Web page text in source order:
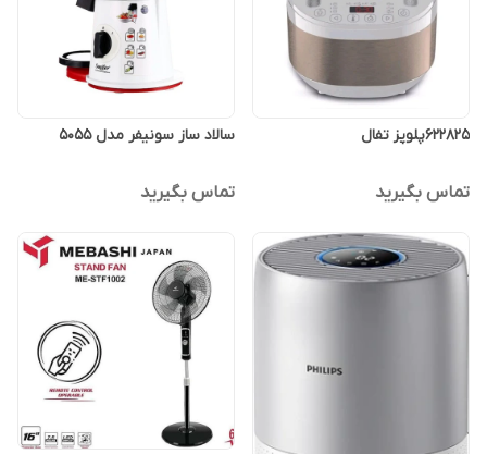
۶۲۲۸۲۵پلوپز تفال
تماس بگیرید
سالاد ساز سونیفر مدل 5055
تماس بگیرید